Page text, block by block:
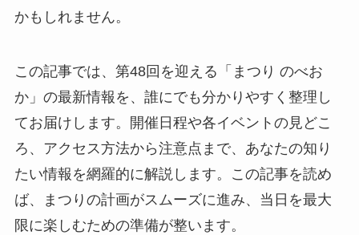
かもしれません。
この記事では、第48回を迎える「まつり のべお
か」の最新情報を、誰にでも分かりやすく整理し
てお届けします。開催日程や各イベントの見どこ
ろ、アクセス方法から注意点まで、あなたの知り
たい情報を網羅的に解説します。この記事を読め
ば、まつりの計画がスムーズに進み、当日を最大
限に楽しむための準備が整います。